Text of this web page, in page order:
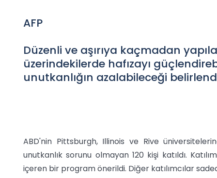
AFP
Düzenli ve aşırıya kaçmadan
üzerindekilerde hafızayı
unutkanlığın azalabileceği
ABD'nin Pittsburgh, Illinois ve Rive
unutkanlık sorunu olmayan 120 kişi katıldı.
içeren bir program önerildi. Diğer katılımcılar